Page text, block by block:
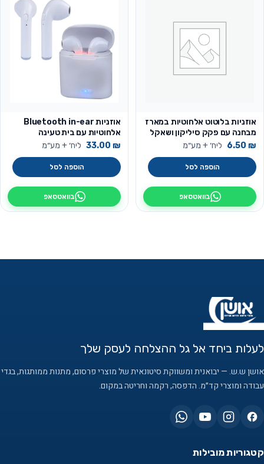
אוזניות בלוטוט אלחוטיות במארז
מבחנה עם פקק סיליקון ושאקל
לתלייה
6.50 ₪ ליח׳ + מע״מ
הוספה לסל
בוואטסאפ
אוזניות Bluetooth in-ear
אלחוטיות עם בית טעינה
33.00 ₪ ליח׳ + מע״מ
הוספה לסל
בוואטסאפ
לעלות ביחד אל גל ההצלחה לעסק שלך
אושן ש.ש. — יבואנית ומשווקת סיטונאית של מוצרי פרסום, מתנות ממותגות, בגדי
עבודה ומוצרי קד״מ. הדפסה, רקמה וחריטה במקום.
קטגוריות מובילות